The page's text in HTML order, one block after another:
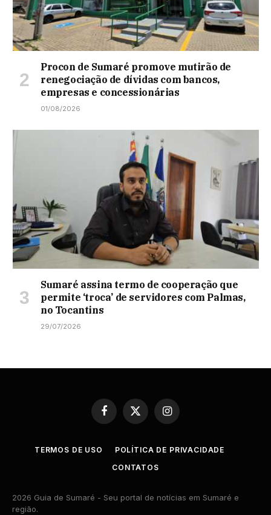
Procon de Sumaré promove mutirão de
renegociação de dívidas com bancos,
empresas e concessionárias
01/08/2026
Sumaré assina termo de cooperação que
permite ‘troca’ de servidores com Palmas,
no Tocantins
29/07/2026
Facebook
X
(Twitter)
Instagram
TERMOS DE USO
POLÍTICA DE PRIVACIDADE
CONTATOS
2026 Guia de Sumaré - Seu portal de notícias em Sumaré e
região.